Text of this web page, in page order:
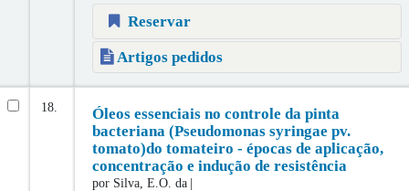
Reservar
Artigos pedidos
18.
Óleos essenciais no controle da pinta
bacteriana (Pseudomonas syringae pv.
tomato)do tomateiro - épocas de aplicação,
concentração e indução de resistência
por Silva, E.O. da